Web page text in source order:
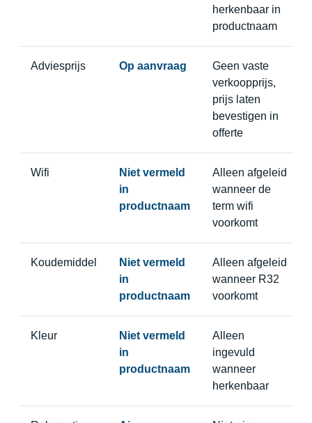
herkenbaar in
productnaam
Adviesprijs Op aanvraag
Geen vaste
verkoopprijs,
prijs laten
bevestigen in
offerte
Wifi
Niet vermeld
in
productnaam
Alleen afgeleid
wanneer de
term wifi
voorkomt
Koudemiddel
Niet vermeld
in
productnaam
Alleen afgeleid
wanneer R32
voorkomt
Kleur
Niet vermeld
in
productnaam
Alleen
ingevuld
wanneer
herkenbaar